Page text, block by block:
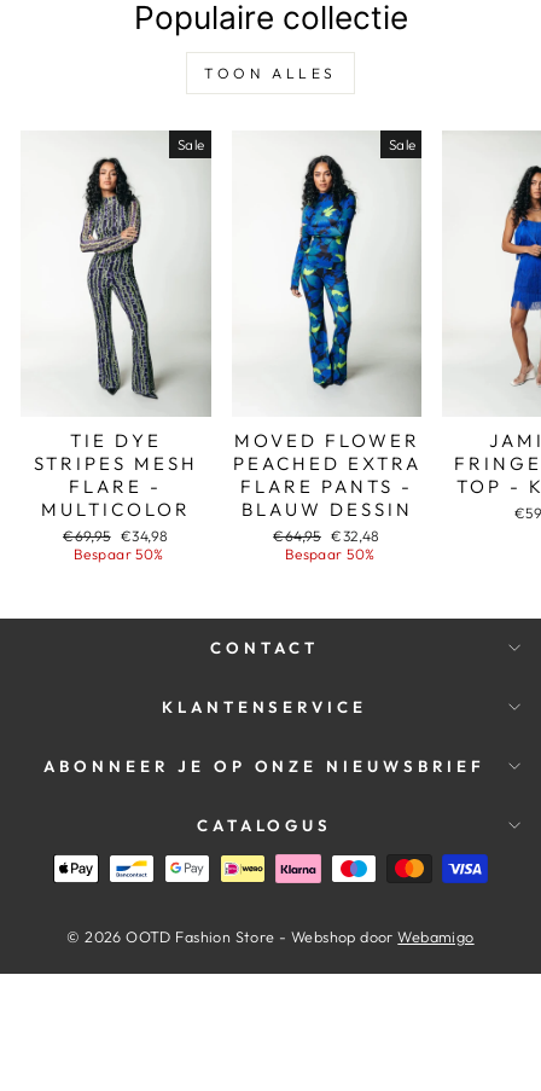
Populaire collectie
TOON ALLES
Sale
TIE DYE
STRIPES MESH
FLARE -
MULTICOLOR
Adviesprijs
€69,95 Aanbiedingsprijs
€34,98
Bespaar 50%
Sale
MOVED FLOWER
PEACHED EXTRA
FLARE PANTS -
BLAUW DESSIN
Adviesprijs
€64,95 Aanbiedingsprijs
€32,48
Bespaar 50%
TOP -
CONTACT
KLANTENSERVICE
ABONNEER JE OP ONZE NIEUWSBRIEF
CATALOGUS
© 2026 OOTD Fashion Store - Webshop doorWebamigo